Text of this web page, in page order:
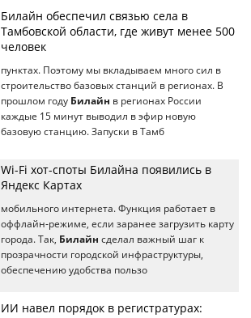
Билайн обеспечил связью села в
Тамбовской области, где живут менее 500
человек
пунктах. Поэтому мы вкладываем много сил в
строительство базовых станций в регионах. В
прошлом году Билайн в регионах России
каждые 15 минут выводил в эфир новую
базовую станцию. Запуски в Тамб
Wi-Fi хот-споты Билайна появились в
Яндекс Картах
мобильного интернета. Функция работает в
оффлайн‑режиме, если заранее загрузить карту
города. Так, Билайн сделал важный шаг к
прозрачности городской инфраструктуры,
обеспечению удобства пользо
ИИ навел порядок в регистратурах: